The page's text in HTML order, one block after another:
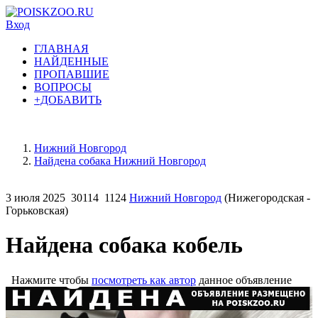
Вход
ГЛАВНАЯ
НАЙДЕННЫЕ
ПРОПАВШИЕ
ВОПРОСЫ
+ДОБАВИТЬ
Нижний Новгород
Найдена собака Нижний Новгород
3 июля 2025 30114 1124 Нижний Новгород (Нижегородская -
Горьковская)
Найдена собака кобель
Нажмите чтобы посмотреть как автор данное объявление